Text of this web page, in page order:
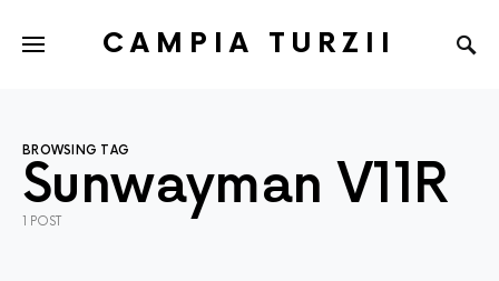
CAMPIA TURZII
BROWSING TAG
Sunwayman V11R
1 POST